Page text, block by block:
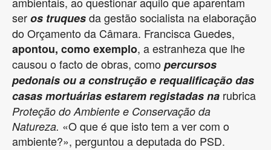
seros truquesda gestão socialista na elaboração
do Orçamento da Câmara. Francisca Guedes,
apontou, como exemplo, a estranheza que lhe
causou o facto de obras, comopercursos
pedonais ou a construção e requalificação das
casas mortuárias estarem registadas na rubrica
Proteção do Ambiente e Conservação da
Natureza. «O que é que isto tem a ver com o
ambiente?», perguntou a deputada do PSD.